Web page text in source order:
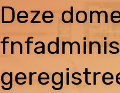
Deze